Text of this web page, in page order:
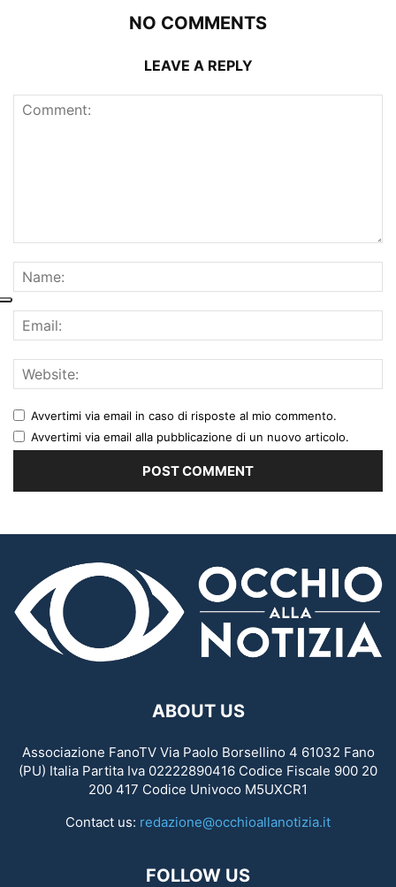
NO COMMENTS
LEAVE A REPLY
Avvertimi via email in caso di risposte al mio commento.
Avvertimi via email alla pubblicazione di un nuovo articolo.
ABOUT US
Associazione FanoTV Via Paolo Borsellino 4 61032 Fano
(PU) Italia Partita Iva 02222890416 Codice Fiscale 900 20
200 417 Codice Univoco M5UXCR1
Contact us: redazione@occhioallanotizia.it
FOLLOW US